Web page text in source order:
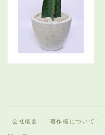
会社概要 著作権について